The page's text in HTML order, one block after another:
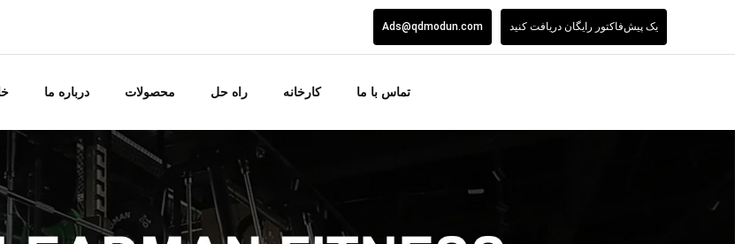
Ads@qdmodun.com یک پیش‌فاکتور رایگان دریافت کنید
درباره ما محصولات راه حل کارخانه تماس با ما